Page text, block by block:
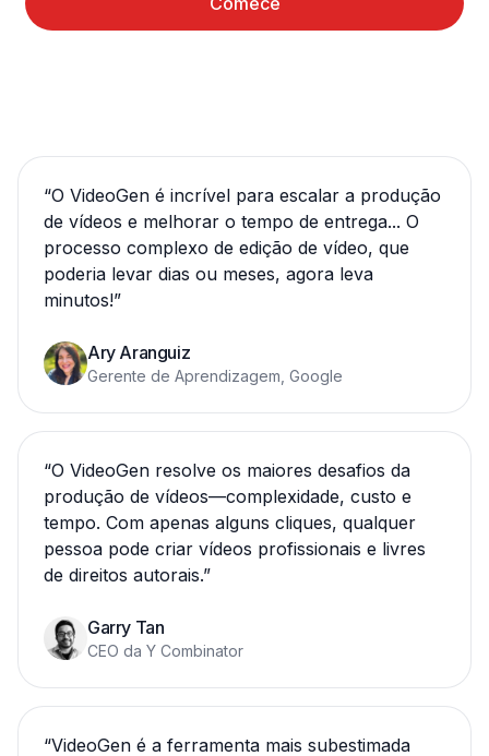
“O VideoGen é incrível para escalar a produção
de vídeos e melhorar o tempo de entrega... O
processo complexo de edição de vídeo, que
poderia levar dias ou meses, agora leva
minutos!”
Ary Aranguiz
Gerente de Aprendizagem, Google
“O VideoGen resolve os maiores desafios da
produção de vídeos—complexidade, custo e
tempo. Com apenas alguns cliques, qualquer
pessoa pode criar vídeos profissionais e livres
de direitos autorais.”
Garry Tan
CEO da Y Combinator
“VideoGen é a ferramenta mais subestimada